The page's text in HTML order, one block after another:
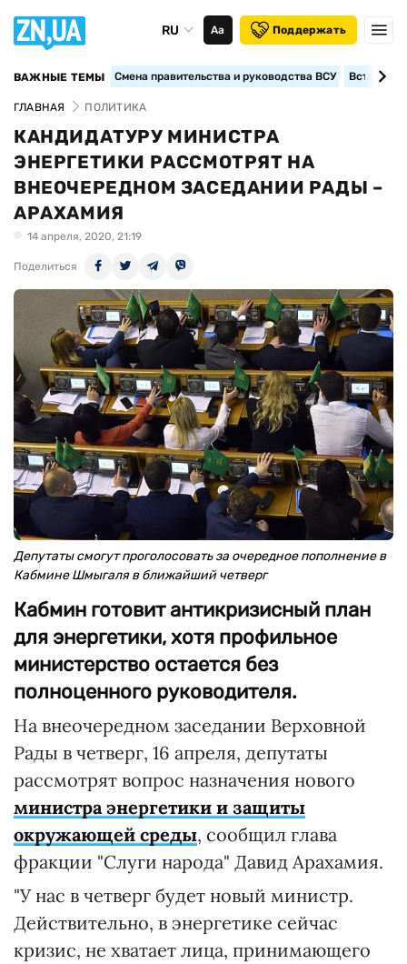
RU Аа Поддержать
ВАЖНЫЕ ТЕМЫ Смена правительства и руководства ВСУ
ГЛАВНАЯ ПОЛИТИКА
КАНДИДАТУРУ МИНИСТРА
ЭНЕРГЕТИКИ РАССМОТРЯТ НА
ВНЕОЧЕРЕДНОМ ЗАСЕДАНИИ РАДЫ –
АРАХАМИЯ
14 апреля, 2020, 21:19
Поделиться
Депутаты смогут проголосовать за очередное пополнение в
Кабмине Шмыгаля в ближайший четверг
Кабмин готовит антикризисный план
для энергетики, хотя профильное
министерство остается без
полноценного руководителя.
На внеочередном заседании Верховной
Рады в четверг, 16 апреля, депутаты
рассмотрят вопрос назначения нового
министра энергетики и защиты
окружающей среды, сообщил глава
фракции "Слуги народа" Давид Арахамия.
"У нас в четверг будет новый министр.
Действительно, в энергетике сейчас
кризис, не хватает лица, принимающего